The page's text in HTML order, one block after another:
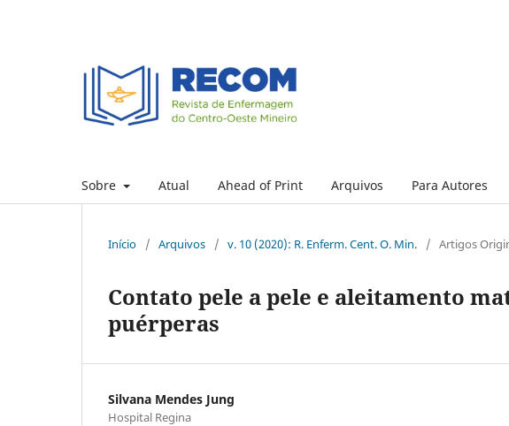
Sobre Atual Ahead of Print Arquivos Para Autores
Início / Arquivos / v. 10 (2020): R. Enferm. Cent. O. Min. / Artigos
Contato pele a pele e aleitamento
puérperas
Silvana Mendes Jung
Hospital Regina